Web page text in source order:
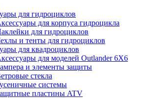
для гидроциклов
для корпуса гидроцикла
для гидроциклов
и тенты для гидроциклов
для квадроциклов
для моделей Outlander 6X6
и элементы защиты
стекла
системы
пластины ATV